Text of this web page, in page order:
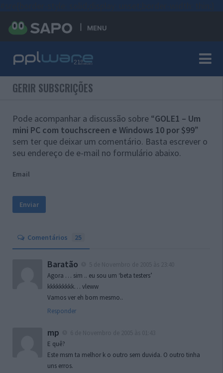
MENU
GERIR SUBSCRIÇÕES
Pode acompanhar a discussão sobre “GOLE1 – Um
mini PC com touchscreen e Windows 10 por $99”
sem ter que deixar um comentário. Basta escrever o
seu endereço de e-mail no formulário abaixo.
Email
Comentários 25
Baratão
Agora … sim .. eu sou um ‘beta testers’
kkkkkkkkk… vleww
Vamos ver eh bom mesmo..
Responder
mp
E quê?
Este msm ta melhor k o outro sem duvida. O outro tinha
uns erros.